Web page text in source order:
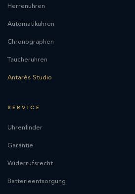
Herrenuhren
Automatikuhren
Chronographen
Taucheruhren
Antarès Studio
SERVICE
Uhrenfinder
Garantie
Widerrufsrecht
Batterieentsorgung